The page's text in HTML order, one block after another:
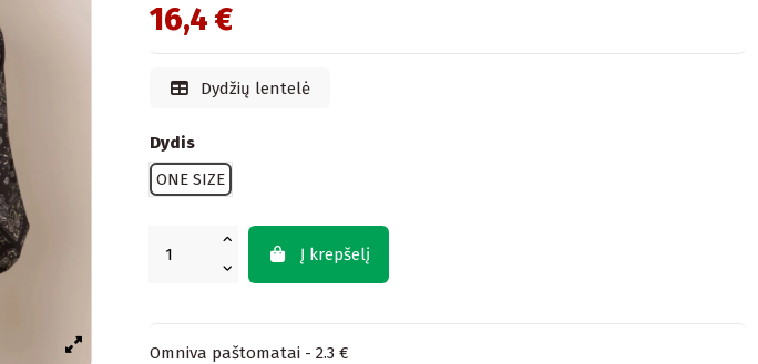
16,4 €
Dydžių lentelė
Dydis
ONE SIZE
Į krepšelį
Omniva paštomatai - 2.3 €